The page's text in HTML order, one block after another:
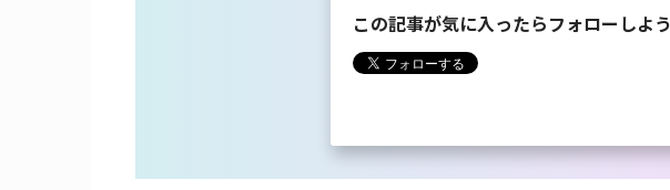
この記事が気に入ったらフォローしよう